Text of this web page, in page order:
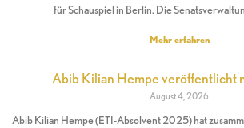
für Schauspiel in Berlin. Die
Mehr erfahren
Abib Kilian Hempe veröffentlicht
August 4, 2026
Abib Kilian Hempe (ETI-Absolvent 2025) hat